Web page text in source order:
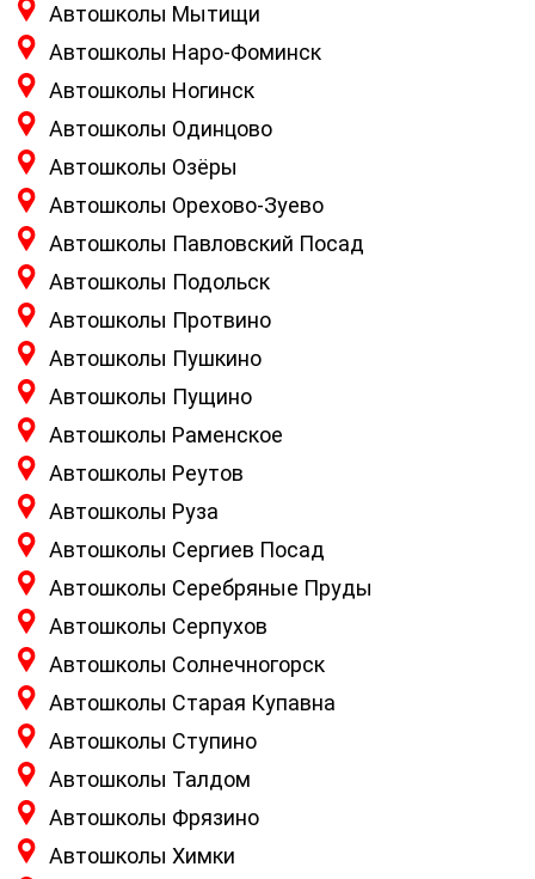
Автошколы Мытищи
Автошколы Наро-Фоминск
Автошколы Ногинск
Автошколы Одинцово
Автошколы Озёры
Автошколы Орехово-Зуево
Автошколы Павловский Посад
Автошколы Подольск
Автошколы Протвино
Автошколы Пушкино
Автошколы Пущино
Автошколы Раменское
Автошколы Реутов
Автошколы Руза
Автошколы Сергиев Посад
Автошколы Серебряные Пруды
Автошколы Серпухов
Автошколы Солнечногорск
Автошколы Старая Купавна
Автошколы Ступино
Автошколы Талдом
Автошколы Фрязино
Автошколы Химки